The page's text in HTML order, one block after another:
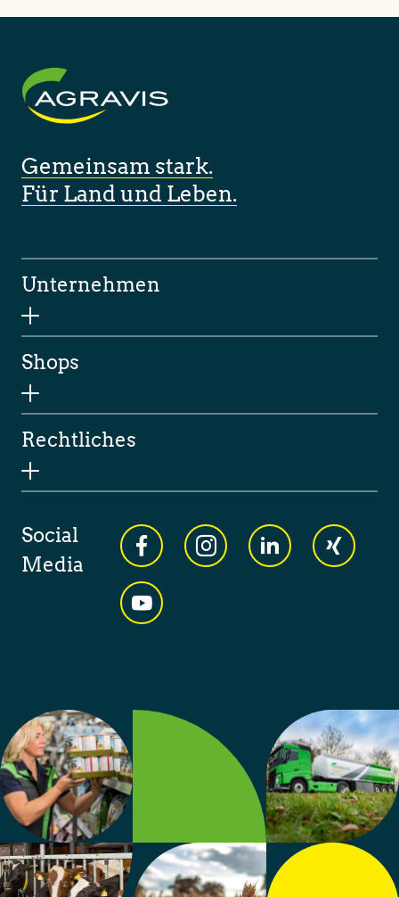
Gemeinsam stark.
Für Land und Leben.
Unternehmen
Shops
Rechtliches
Social
Media